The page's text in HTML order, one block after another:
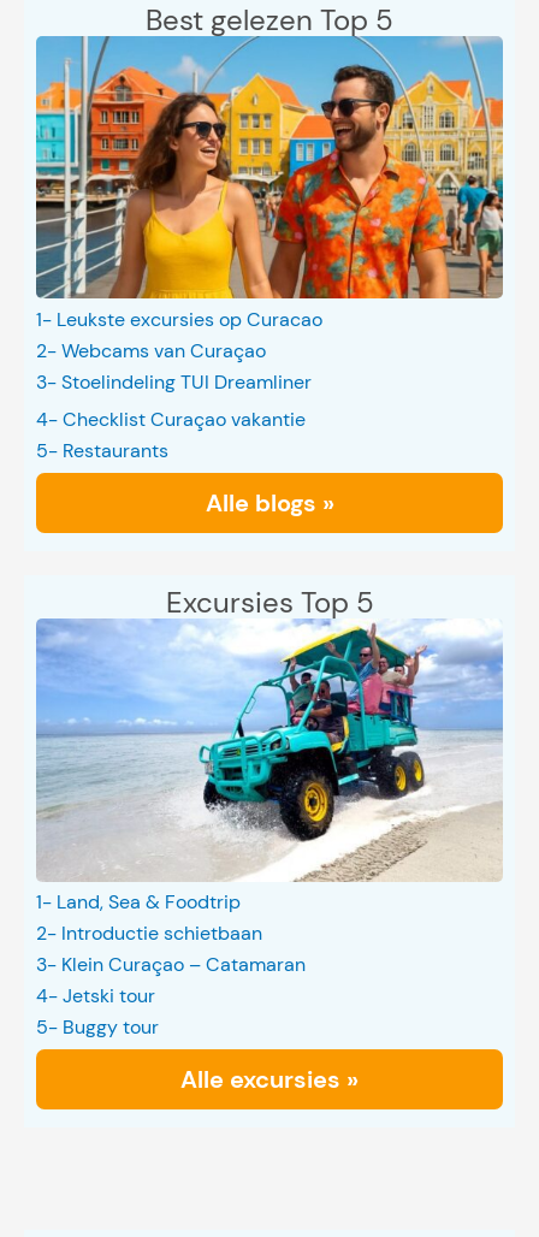
Best gelezen Top 5
1- Leukste excursies op Curacao
2- Webcams van Curaçao
3- Stoelindeling TUI Dreamliner
4- Checklist Curaçao vakantie
5- Restaurants
Alle blogs »
Excursies Top 5
1- Land, Sea & Foodtrip
2- Introductie schietbaan
3- Klein Curaçao – Catamaran
4- Jetski tour
5- Buggy tour
Alle excursies »